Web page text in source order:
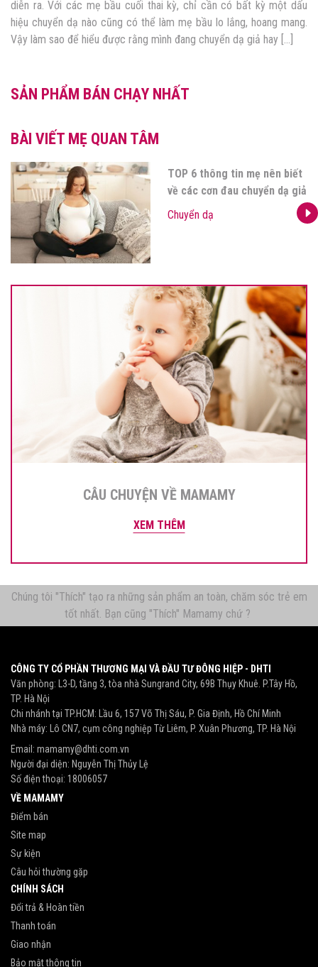
diễn ra. Với các mẹ bầu cuối thai kỳ, chỉ cần có bất kỳ một dấu
hiệu chuyển dạ nào cũng có thể làm mẹ bầu lo lắng, hoang mang.
Vậy làm sao để hiểu được rằng mình đang chuyển dạ giả hay […]
SẢN PHẨM BÁN CHẠY NHẤT
BÀI VIẾT MẸ QUAN TÂM
TOP 6 thông tin mẹ nên biết
về các cơn đau chuyển dạ giả
Chuyển dạ
CÂU CHUYỆN VỀ MAMAMY
XEM THÊM
Chúng tôi "Thích" tạo ra những sản phẩm an toàn, chăm sóc trẻ em
tốt nhất. Bạn cũng "Thích" Mamamy chứ ?
CÔNG TY CỔ PHẦN THƯƠNG MẠI VÀ ĐẦU TƯ ĐÔNG HIỆP - DHTI
Văn phòng: L3-D, tầng 3, tòa nhà Sungrand City, 69B Thụy Khuê. P.Tây Hồ,
TP. Hà Nội
Chi nhánh tại TP.HCM: Lầu 6, 157 Võ Thị Sáu, P. Gia Định, Hồ Chí Minh
Nhà máy: Lô CN7, cụm công nghiệp Từ Liêm, P. Xuân Phương, TP. Hà Nội
Email: mamamy@dhti.com.vn
Người đại diện: Nguyễn Thị Thủy Lệ
Số điện thoại: 18006057
VỀ MAMAMY
Điểm bán
Site map
Sự kiện
Câu hỏi thường gặp
CHÍNH SÁCH
Đổi trả & Hoàn tiền
Thanh toán
Giao nhận
Bảo mật thông tin